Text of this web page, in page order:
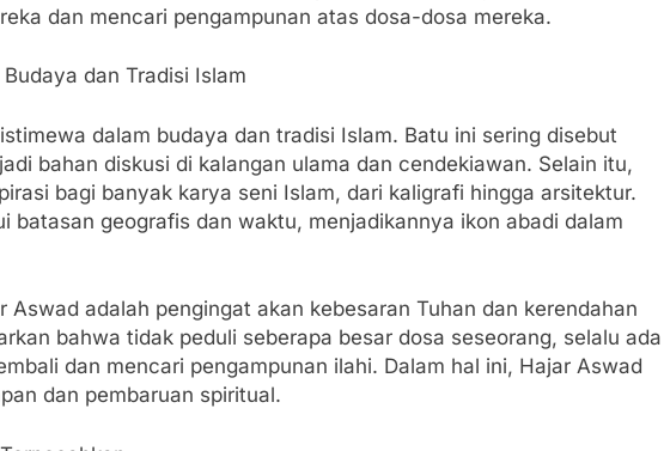
dan mencari pengampunan atas dosa-dosa mereka.
dan Tradisi Islam
dalam budaya dan tradisi Islam. Batu ini sering disebut
bahan diskusi di kalangan ulama dan cendekiawan. Selain itu,
bagi banyak karya seni Islam, dari kaligrafi hingga arsitektur.
batasan geografis dan waktu, menjadikannya ikon abadi dalam
Aswad adalah pengingat akan kebesaran Tuhan dan kerendahan
bahwa tidak peduli seberapa besar dosa seseorang, selalu ada
dan mencari pengampunan ilahi. Dalam hal ini, Hajar Aswad
dan pembaruan spiritual.